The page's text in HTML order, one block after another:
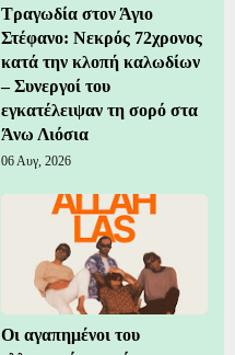
Τραγωδία στον Άγιο
Στέφανο: Νεκρός 72χρονος
κατά την κλοπή καλωδίων
– Συνεργοί του
εγκατέλειψαν τη σορό στα
Άνω Λιόσια
06 Αυγ, 2026
Οι αγαπημένοι του